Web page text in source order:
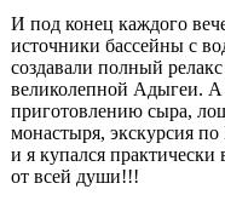
И под конец каждого
источники бассейны с
создавали полный
великолепной Адыгеи. А
приготовлению сыра,
монастыря, экскурсия
и я купался
от всей души!!!